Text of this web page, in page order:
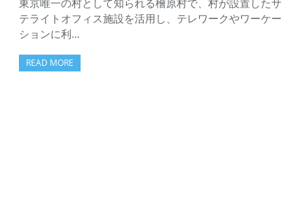
東京唯一の村として知られる檜原村で、村が設置したサ
テライトオフィス施設を活用し、テレワークやワーケー
ションに利…
READ MORE